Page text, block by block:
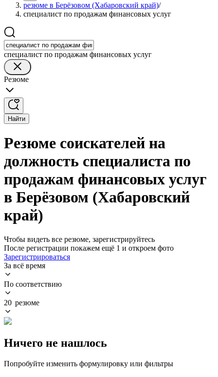
резюме в Берёзовом (Хабаровский край)/
специалист по продажам финансовых услуг
специалист по продажам финансовых услуг
Резюме
Найти
Резюме соискателей на
должность специалиста по
продажам финансовых услуг
в Берёзовом (Хабаровский
край)
Чтобы видеть все резюме, зарегистрируйтесь
После регистрации покажем ещё 1 и откроем фото
Зарегистрироваться
За всё время
По соответствию
20 резюме
Ничего не нашлось
Попробуйте изменить формулировку или фильтры